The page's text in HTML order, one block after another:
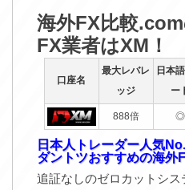
海外FX比較
FX業者はXM！
口座名
最大レバレ
ッジ
日本
ー
888倍 ◎
日本人トレーダー人気
ダントツおすすめの海外
追証なしのゼロカットシ